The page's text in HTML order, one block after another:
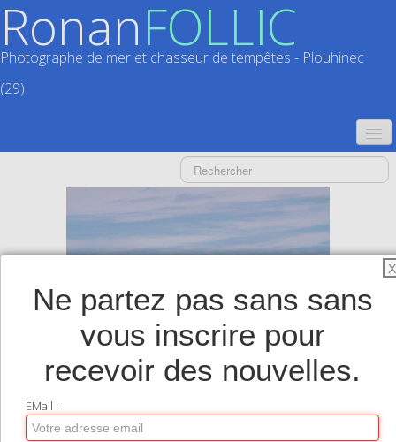
RonanFOLLIC
Photographe de mer et chasseur de tempêtes - Plouhinec
(29)
LIVRES▼
TIRAGES SUPPORTS HAUT DE GAMME
CONTACT
X
Ne partez pas sans sans
vous inscrire pour
recevoir des nouvelles.
EMail :